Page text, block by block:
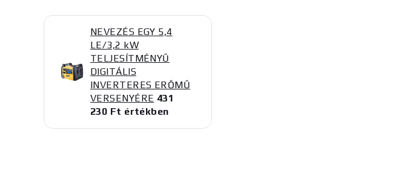
NEVEZÉS EGY 5,4
LE/3,2 kW
TELJESÍTMÉNYŰ
DIGITÁLIS
INVERTERES ERŐMŰ
VERSENYÉRE 431
230 Ft értékben